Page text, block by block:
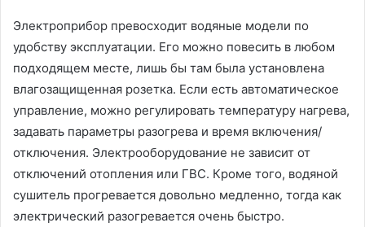
Электроприбор превосходит водяные модели по
удобству эксплуатации. Его можно повесить в любом
подходящем месте, лишь бы там была установлена
влагозащищенная розетка. Если есть автоматическое
управление, можно регулировать температуру нагрева,
задавать параметры разогрева и время включения/
отключения. Электрооборудование не зависит от
отключений отопления или ГВС. Кроме того, водяной
сушитель прогревается довольно медленно, тогда как
электрический разогревается очень быстро.